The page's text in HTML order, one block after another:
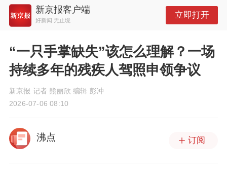
新京报客户端
好新闻 无止境
立即打开
“一只手掌缺失”该怎么理解？一场
持续多年的残疾人驾照申领争议
新京报 记者 熊丽欣 编辑 彭冲
2026-07-06 08:10
沸点 订阅